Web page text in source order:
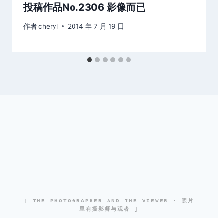
投稿作品No.2306 影像而已
作者cheryl 2014 年 7 月 19 日
[ THE PHOTOGRAPHER AND THE VIEWER · 照片
里有摄影师与观者 ]